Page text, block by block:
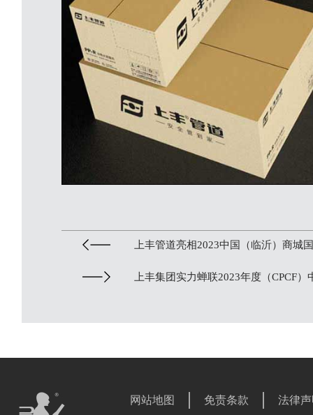
上丰管道亮相2023中国（临沂）商城
上丰集团实力蝉联2023年度（CPCF
网站地图 免责条款 法律